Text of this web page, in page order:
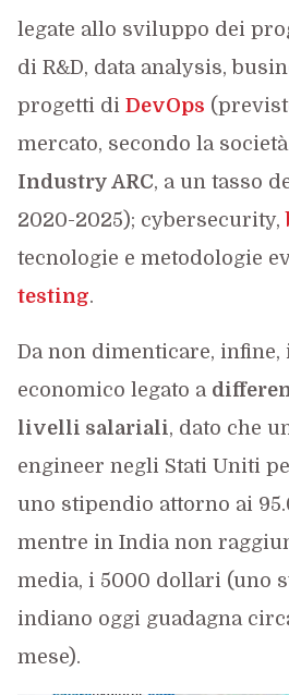
legate allo sviluppo dei
di R&D, data analysis,
progetti di DevOps
mercato, secondo la
Industry ARC, a un tasso
2020-2025); cybersecurity,
tecnologie e metodologie
testing.
Da non dimenticare, infine,
economico legato a
livelli salariali, dato che
engineer negli Stati Uniti
uno stipendio attorno ai
mentre in India non
media, i 5000 dollari (uno
indiano oggi guadagna
mese).